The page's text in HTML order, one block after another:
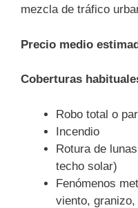
mezcla de tráfico
Precio medio
Coberturas
Robo total o
Incendio
Rotura de
techo solar)
Fenómenos
viento,